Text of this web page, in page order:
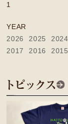
1
YEAR
2026
2025 2024
2017
2016 2015